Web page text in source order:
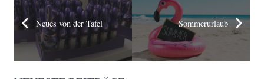
Neues von der Tafel Sommerurlaub